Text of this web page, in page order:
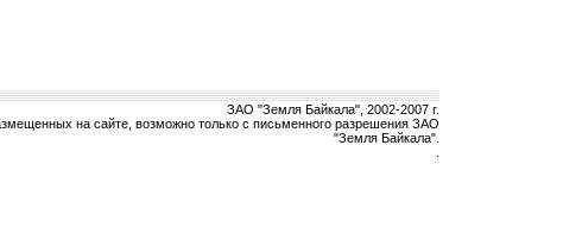
ЗАО "Земля Байкала", 2002-2007 г.
на сайте, возможно только с письменного разрешения ЗАО
"Земля Байкала".